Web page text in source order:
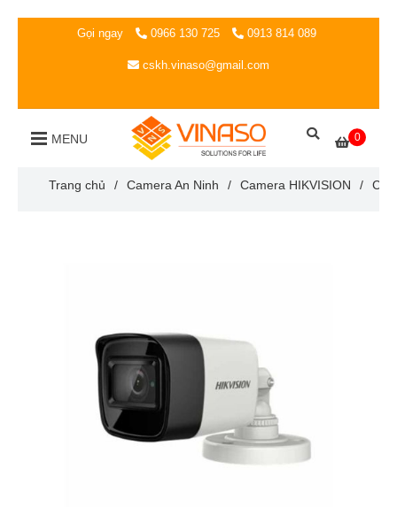
Gọi ngay 0966 130 725 0913 814 089
cskh.vinaso@gmail.com
0
MENU
Trang chủ / Camera An Ninh / Camera HIKVISION /